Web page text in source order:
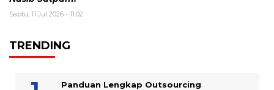
Sabtu, 11 Jul 2026 - 11:02
TRENDING
Panduan Lengkap Outsourcing